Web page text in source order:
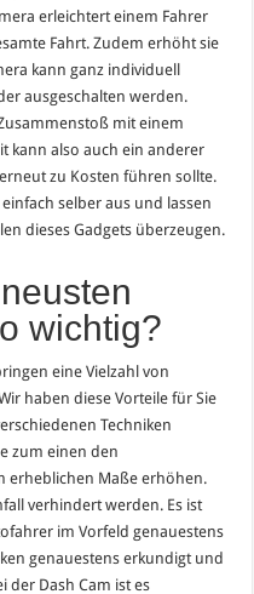
erleichtert einem Fahrer
Fahrt. Zudem erhöht sie
kann ganz individuell
ausgeschalten werden.
mit einem
kann also auch ein anderer
zu Kosten führen sollte.
selber aus und lassen
dieses Gadgets überzeugen.
wichtig?
eine Vielzahl von
haben diese Vorteile für Sie
Techniken
zum einen den
erheblichen Maße erhöhen.
verhindert werden. Es ist
im Vorfeld genauestens
genauestens erkundigt und
der Dash Cam ist es